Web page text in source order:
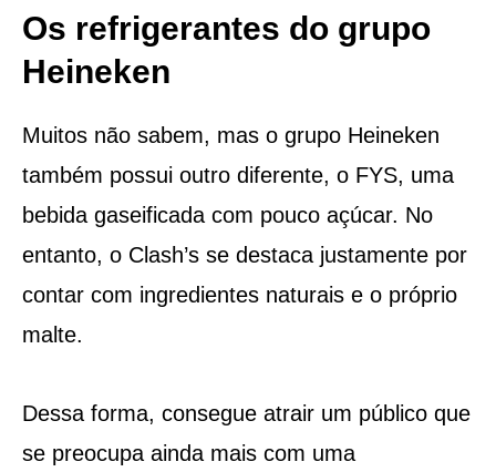
Os refrigerantes do grupo
Heineken
Muitos não sabem, mas o grupo Heineken
também possui outro diferente, o FYS, uma
bebida gaseificada com pouco açúcar. No
entanto, o Clash’s se destaca justamente por
contar com ingredientes naturais e o próprio
malte.
Dessa forma, consegue atrair um público que
se preocupa ainda mais com uma